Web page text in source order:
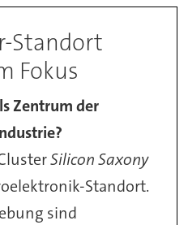
Standort
Fokus
Zentrum der
Silicon Saxony
Standort.
sind